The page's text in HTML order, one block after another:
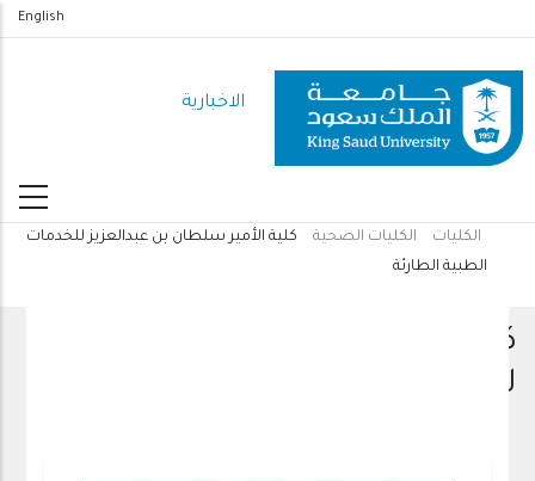
المحتوى
الرئيسي
English
الاخبارية
مسار
الكليات الكليات الصحية
كلية الأمير سلطان بن عبدالعزيز للخدمات
الطبية الطارئة
كلية الأمير سلطان بن عبدالعزيز
للخدمات الطبية الطارئة